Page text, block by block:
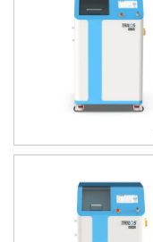
力，将能量集中于物
用钛酸钡浆料为例，
且分布均匀，显著提升
分散能力，使浆料中
生产效率大幅提升